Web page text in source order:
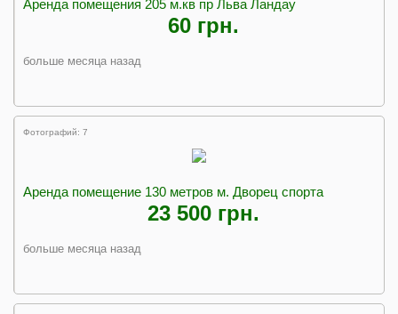
Аренда помещения 205 м.кв пр Льва Ландау
60 грн.
больше месяца назад
Фотографий: 7
Аренда помещение 130 метров м. Дворец спорта
23 500 грн.
больше месяца назад